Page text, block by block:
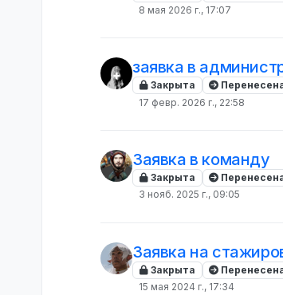
8 мая 2026 г., 17:07
заявка в
Закрыта
17 февр. 2026 г., 22:58
Заявка в команду
Закрыта
3 нояб. 2025 г., 09:05
Заявка на
Закрыта
15 мая 2024 г., 17:34